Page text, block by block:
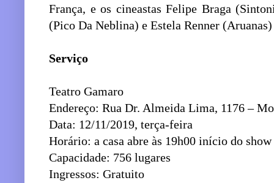
França, e os cineastas Felipe Braga
(Pico Da Neblina) e Estela Renner
Serviço
Teatro Gamaro
Endereço: Rua Dr. Almeida Lima, 1176 –
Data: 12/11/2019, terça-feira
Horário: a casa abre às 19h00 início do
Capacidade: 756 lugares
Ingressos: Gratuito